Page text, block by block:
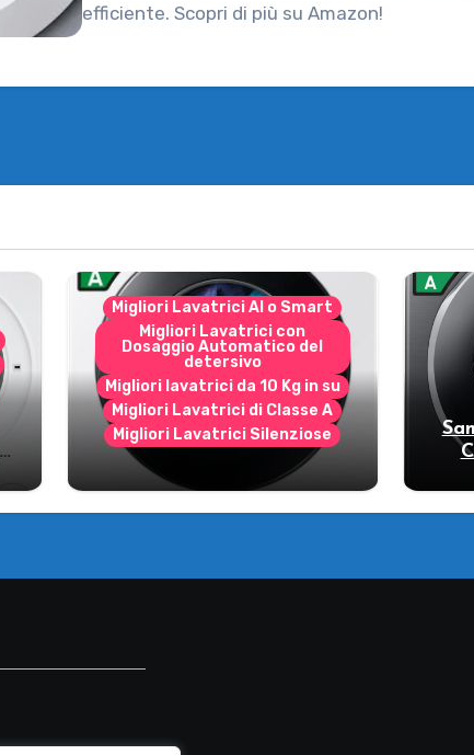
efficiente. Scopri di più su Amazon!
Migliori Lavatrici AI o Smart
Migliori Lavatrici con
Dosaggio Automatico del
detersivo
Migliori lavatrici da 10 Kg in su
Migliori Lavatrici di Classe A
Migliori Lavatrici Silenziose
Recensione Samsung
Bespoke AI